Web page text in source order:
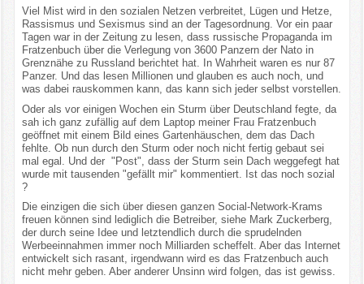
Viel Mist wird in den sozialen Netzen verbreitet, Lügen und Hetze,
Rassismus und Sexismus sind an der Tagesordnung. Vor ein paar
Tagen war in der Zeitung zu lesen, dass russische Propaganda im
Fratzenbuch über die Verlegung von 3600 Panzern der Nato in
Grenznähe zu Russland berichtet hat. In Wahrheit waren es nur 87
Panzer. Und das lesen Millionen und glauben es auch noch, und
was dabei rauskommen kann, das kann sich jeder selbst vorstellen.
Oder als vor einigen Wochen ein Sturm über Deutschland fegte, da
sah ich ganz zufällig auf dem Laptop meiner Frau Fratzenbuch
geöffnet mit einem Bild eines Gartenhäuschen, dem das Dach
fehlte. Ob nun durch den Sturm oder noch nicht fertig gebaut sei
mal egal. Und der "Post", dass der Sturm sein Dach weggefegt hat
wurde mit tausenden "gefällt mir" kommentiert. Ist das noch sozial
?
Die einzigen die sich über diesen ganzen Social-Network-Krams
freuen können sind lediglich die Betreiber, siehe Mark Zuckerberg,
der durch seine Idee und letztendlich durch die sprudelnden
Werbeeinnahmen immer noch Milliarden scheffelt. Aber das Internet
entwickelt sich rasant, irgendwann wird es das Fratzenbuch auch
nicht mehr geben. Aber anderer Unsinn wird folgen, das ist gewiss.